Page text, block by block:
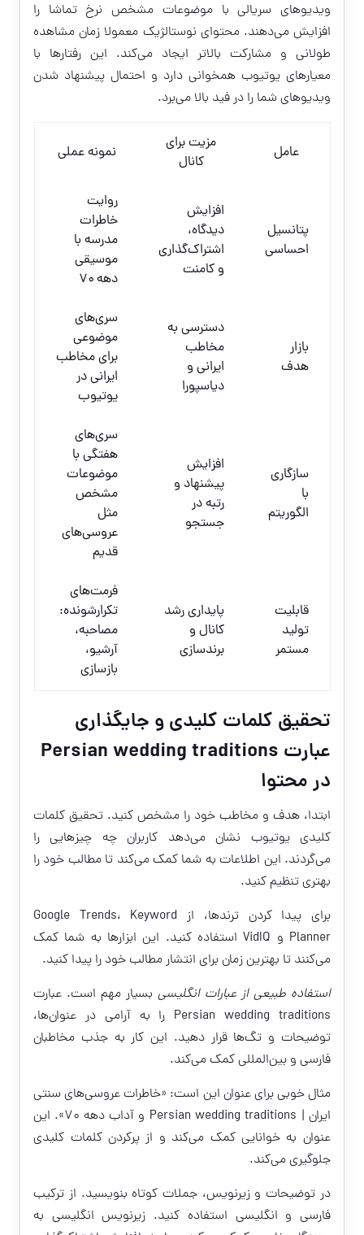
ویدیوهای سریالی با موضوعات مشخص نرخ تماشا را
افزایش می‌دهند. محتوای نوستالژیک معمولا زمان مشاهده
طولانی و مشارکت بالاتر ایجاد می‌کند. این رفتارها با
معیارهای یوتیوب همخوانی دارد و احتمال پیشنهاد شدن
ویدیوهای شما را در فید بالا می‌برد.
عامل
مزیت برای
کانال
نمونه عملی
پتانسیل
احساسی
افزایش
دیدگاه،
اشتراک‌گذاری
و کامنت
روایت
خاطرات
مدرسه با
موسیقی
دهه ۷۰
بازار
هدف
دسترسی به
مخاطب
ایرانی و
دیاسپورا
سری‌های
موضوعی
برای مخاطب
ایرانی در
یوتیوب
سازگاری
با
الگوریتم
افزایش
پیشنهاد و
رتبه در
جستجو
سری‌های
هفتگی با
موضوعات
مشخص
مثل
عروسی‌های
قدیم
قابلیت
تولید
مستمر
پایداری رشد
کانال و
برندسازی
فرمت‌های
تکرارشونده:
مصاحبه،
آرشیو،
بازسازی
تحقیق کلمات کلیدی و جایگذاری
عبارت Persian wedding traditions
در محتوا
ابتدا، هدف و مخاطب خود را مشخص کنید. تحقیق کلمات
کلیدی یوتیوب نشان می‌دهد کاربران چه چیزهایی را
می‌گردند. این اطلاعات به شما کمک می‌کند تا مطالب خود را
بهتری تنظیم کنید.
برای پیدا کردن ترندها، از Google Trends، Keyword
Planner و VidIQ استفاده کنید. این ابزارها به شما کمک
می‌کنند تا بهترین زمان برای انتشار مطالب خود را پیدا کنید.
استفاده طبیعی از عبارات انگلیسیبسیار مهم است. عبارت
Persian wedding traditions را به آرامی در عنوان‌ها،
توضیحات و تگ‌ها قرار دهید. این کار به جذب مخاطبان
فارسی و بین‌المللی کمک می‌کند.
مثال خوبی برای عنوان این است: «خاطرات عروسی‌های سنتی
ایران | Persian wedding traditions و آداب دهه ۷۰». این
عنوان به خوانایی کمک می‌کند و از پرکردن کلمات کلیدی
جلوگیری می‌کند.
در توضیحات و زیرنویس، جملات کوتاه بنویسید. از ترکیب
فارسی و انگلیسی استفاده کنید. زیرنویس انگلیسی به